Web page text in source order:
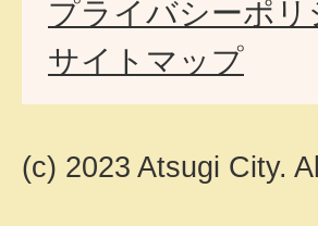
プライバシーポリ
サイトマップ
(c) 2023 Atsugi City.